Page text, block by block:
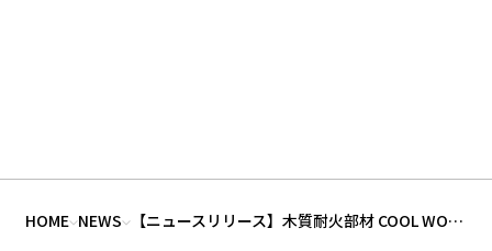
HOME NEWS 【ニュースリリース】木質耐火部材 COOL WOOD が「EPD（環境製品宣言）」取得